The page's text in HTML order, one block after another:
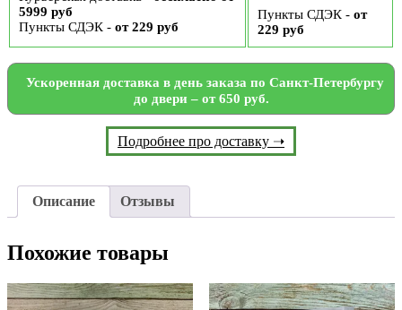
5999 руб
Пункты СДЭК - от 229 руб
Пункты СДЭК - от
229 руб
Ускоренная доставка в день заказа по Санкт-Петербургу
до двери – от 650 руб.
Подробнее про доставку ➝
Описание Отзывы
Похожие товары